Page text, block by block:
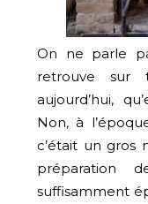
On ne parle
retrouve sur
aujourd’hui,
Non, à
c’était un gros
préparation
suffisamment